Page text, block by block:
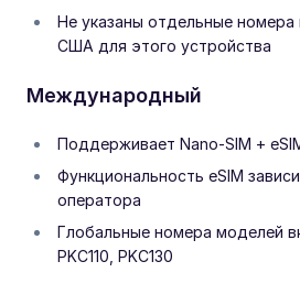
Не указаны отдельные
США для этого устройства
Международный
Поддерживает Nano-SIM +
Функциональность eSIM
оператора
Глобальные номера моделей
PKC110, PKC130